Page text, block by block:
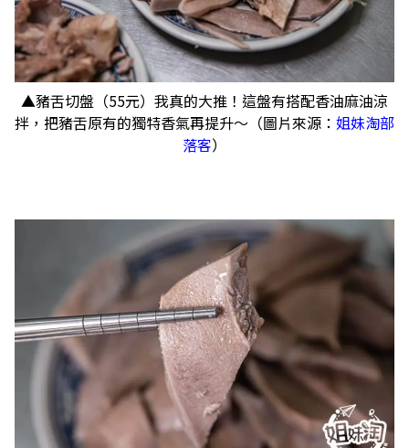
▲豬舌切盤（55元）我真的大推！這盤有搭配香油麻油涼
拌，把豬舌原有的獨特香氣再提升～（圖片來源： 姐妹淘部
落客）